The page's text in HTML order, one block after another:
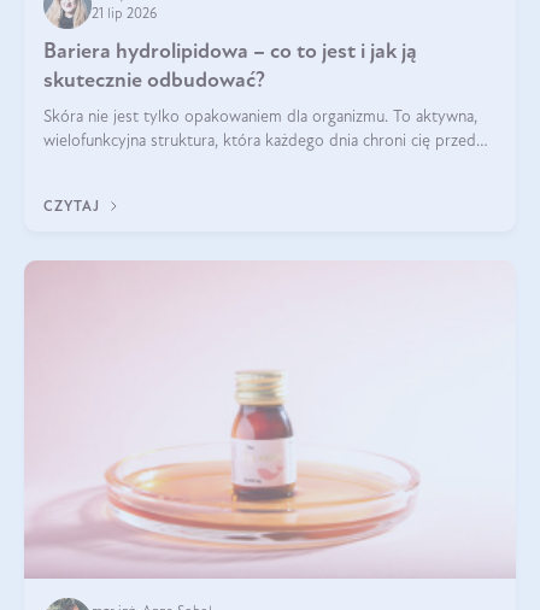
21 lip 2026
Bariera hydrolipidowa – co to jest i jak ją
skutecznie odbudować?
Skóra nie jest tylko opakowaniem dla organizmu. To aktywna,
wielofunkcyjna struktura, która każdego dnia chroni cię przed
bariera hydrolipidowa.
CZYTAJ